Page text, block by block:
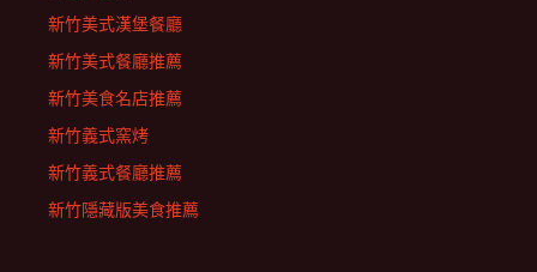
新竹美式漢堡餐廳
新竹美式餐廳推薦
新竹美食名店推薦
新竹義式窯烤
新竹義式餐廳推薦
新竹隱藏版美食推薦